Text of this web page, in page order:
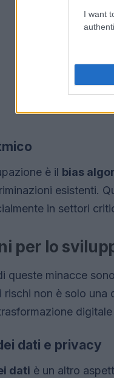
I want
è il bias
esistenti.
in settori
per lo
queste minacce
non è solo una
dati e privacy
dati è un altro